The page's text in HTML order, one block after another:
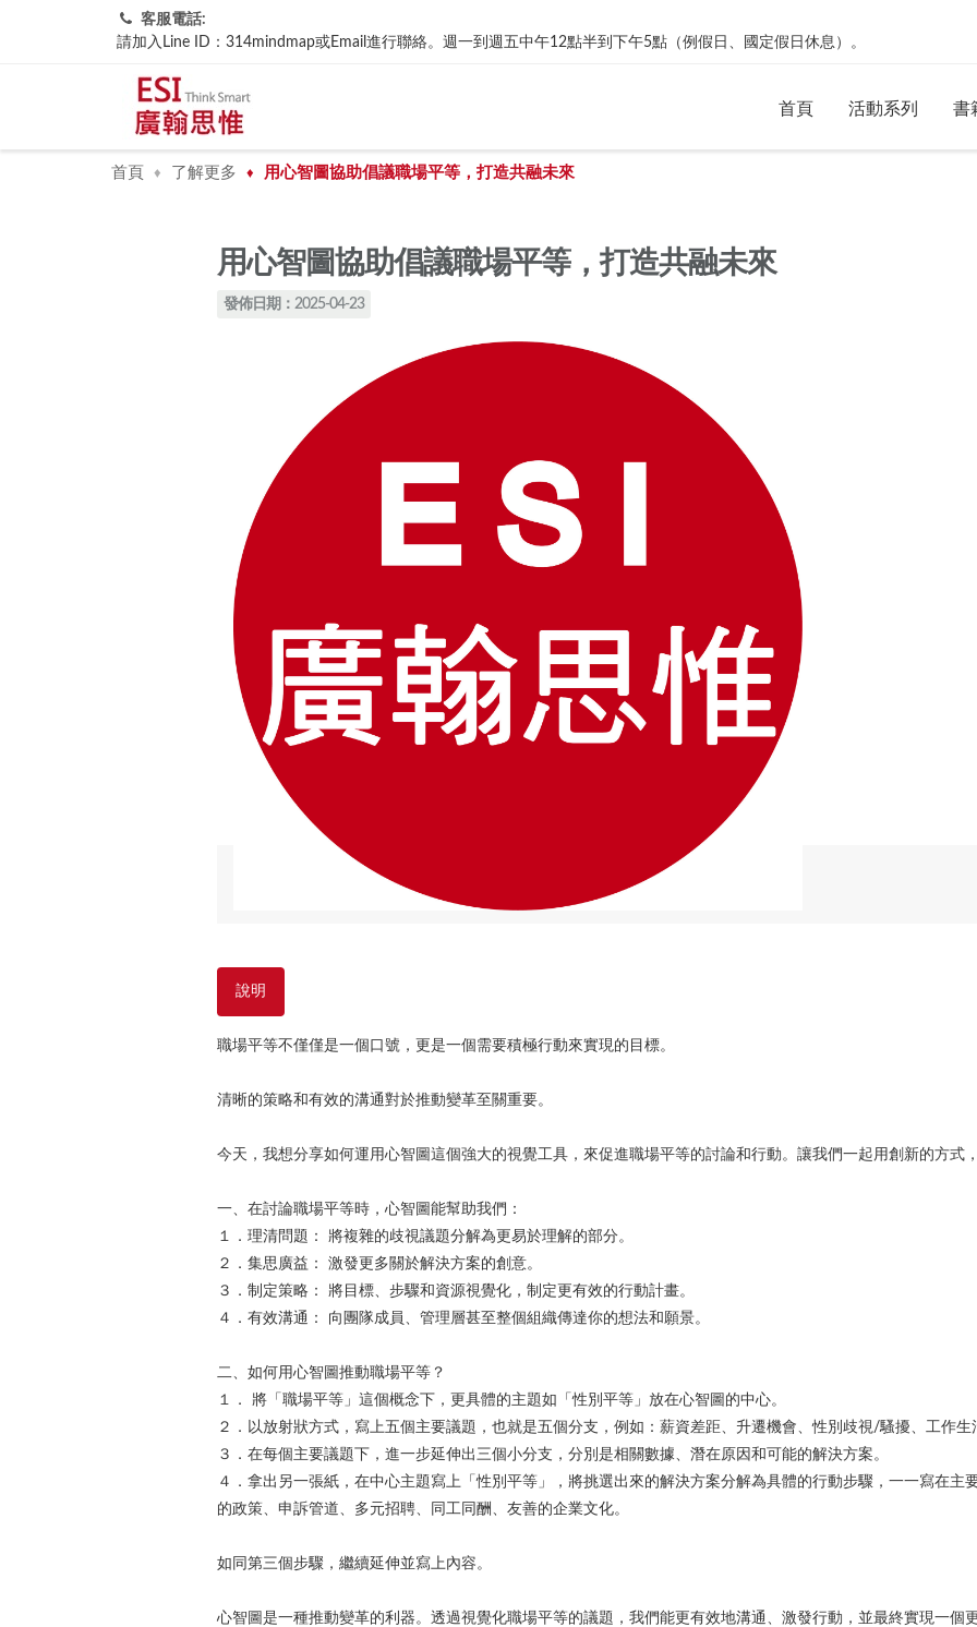
客服電話:
請加入Line ID：314mindmap或Email進行聯絡。週一到週五中午12點半到下午5點（例假日、國定假日休息）。
首頁 活動系列 書
首頁 ♦ 了解更多 ♦ 用心智圖協助倡議職場平等，打造共融未來
用心智圖協助倡議職場平等，打造共融未來
發佈日期：2025-04-23
說明
職場平等不僅僅是一個口號，更是一個需要積極行動來實現的目標。
清晰的策略和有效的溝通對於推動變革至關重要。
今天，我想分享如何運用心智圖這個強大的視覺工具，來促進職場平等的討論和行動。讓我們一起用創新的方式
一、在討論職場平等時，心智圖能幫助我們：
１．理清問題： 將複雜的歧視議題分解為更易於理解的部分。
２．集思廣益： 激發更多關於解決方案的創意。
３．制定策略： 將目標、步驟和資源視覺化，制定更有效的行動計畫。
４．有效溝通： 向團隊成員、管理層甚至整個組織傳達你的想法和願景。
二、如何用心智圖推動職場平等？
１． 將「職場平等」這個概念下，更具體的主題如「性別平等」放在心智圖的中心。
２．以放射狀方式，寫上五個主要議題，也就是五個分支，例如：薪資差距、升遷機會、性別歧視/騷擾、工作
３．在每個主要議題下，進一步延伸出三個小分支，分別是相關數據、潛在原因和可能的解決方案。
４．拿出另一張紙，在中心主題寫上「性別平等」，將挑選出來的解決方案分解為具體的行動步驟，一一寫在主
的政策、申訴管道、多元招聘、同工同酬、友善的企業文化。
如同第三個步驟，繼續延伸並寫上內容。
心智圖是一種推動變革的利器。透過視覺化職場平等的議題，我們能更有效地溝通、激發行動，並最終實現一個